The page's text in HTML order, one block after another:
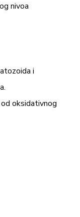
nivoa
i
oksidativnog